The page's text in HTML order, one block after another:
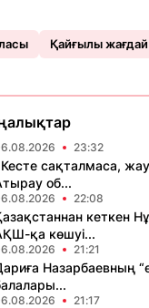
Қайғылы жағдай
23:32
сақталмаса,
об...
22:08
кеткен
қа көшуі...
21:21
Назарбаевның
21:17